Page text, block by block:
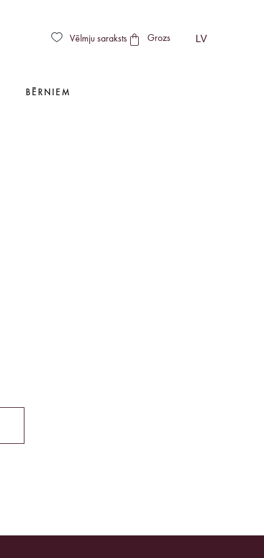
Vēlmju saraksts Grozs LV
BĒRNIEM